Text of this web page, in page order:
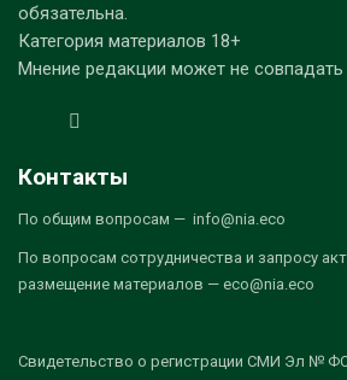
обязательна.
Категория материалов 18+
Мнение редакции может не
Контакты
По общим вопросам — info@nia.eco
По вопросам сотрудничества и запросу
размещение материалов — eco@nia.eco
Свидетельство о регистрации СМИ Эл №